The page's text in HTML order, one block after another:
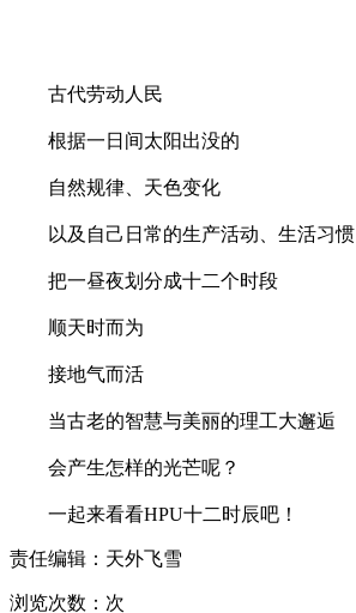
古代劳动人民
根据一日间太阳出没的
自然规律、天色变化
以及自己日常的生产活动、生活习惯
把一昼夜划分成十二个时段
顺天时而为
接地气而活
当古老的智慧与美丽的理工大邂逅
会产生怎样的光芒呢？
一起来看看HPU十二时辰吧！
责任编辑：天外飞雪
浏览次数： 次